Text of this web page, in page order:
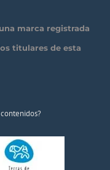
marca registrada
titulares de esta